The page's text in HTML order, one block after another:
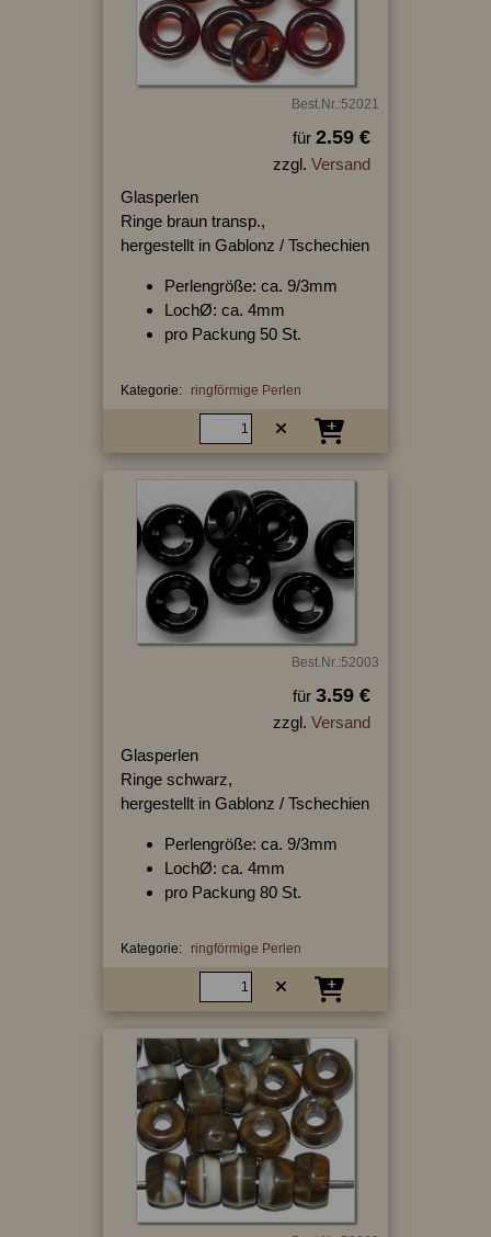
Best.Nr.:52021
für 2.59 €
zzgl. Versand
Glasperlen
Ringe braun transp.,
hergestellt in Gablonz / Tschechien
Perlengröße: ca. 9/3mm
LochØ: ca. 4mm
pro Packung 50 St.
Kategorie: ringförmige Perlen
Best.Nr.:52003
für 3.59 €
zzgl. Versand
Glasperlen
Ringe schwarz,
hergestellt in Gablonz / Tschechien
Perlengröße: ca. 9/3mm
LochØ: ca. 4mm
pro Packung 80 St.
Kategorie: ringförmige Perlen